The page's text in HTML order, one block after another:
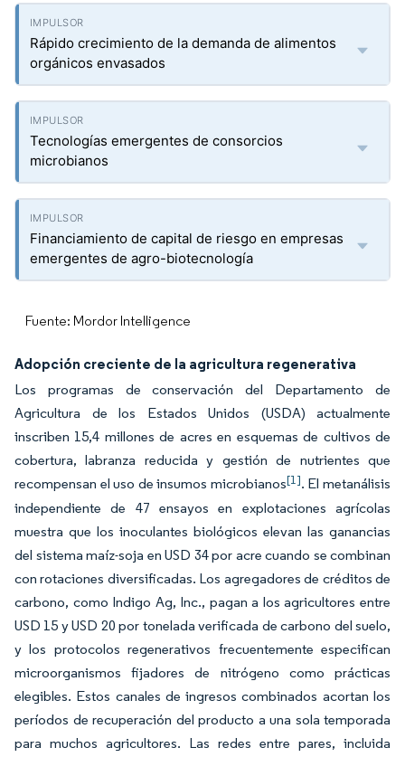
Rápido crecimiento de la demanda de alimentos
orgánicos envasados
Tecnologías emergentes de consorcios
microbianos
Financiamiento de capital de riesgo en empresas
emergentes de agro-biotecnología
Fuente: Mordor Intelligence
Adopción creciente de la agricultura regenerativa
Los programas de conservación del Departamento de
Agricultura de los Estados Unidos (USDA) actualmente
inscriben 15,4 millones de acres en esquemas de cultivos de
cobertura, labranza reducida y gestión de nutrientes que
recompensan el uso de insumos microbianos[1]. El metanálisis
independiente de 47 ensayos en explotaciones agrícolas
muestra que los inoculantes biológicos elevan las ganancias
del sistema maíz-soja en USD 34 por acre cuando se combinan
con rotaciones diversificadas. Los agregadores de créditos de
carbono, como Indigo Ag, Inc., pagan a los agricultores entre
USD 15 y USD 20 por tonelada verificada de carbono del suelo,
y los protocolos regenerativos frecuentemente especifican
microorganismos fijadores de nitrógeno como prácticas
elegibles. Estos canales de ingresos combinados acortan los
períodos de recuperación del producto a una sola temporada
para muchos agricultores. Las redes entre pares, incluida